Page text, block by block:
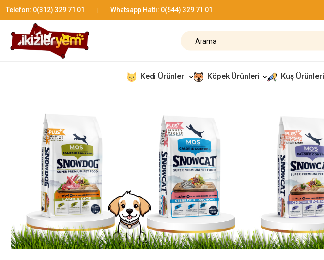
Telefon: 0(312) 329 71 01 Whatsapp Hattı: 0(544) 329 71 01
Kedi Ürünleri Köpek Ürünleri Kuş Ürünleri